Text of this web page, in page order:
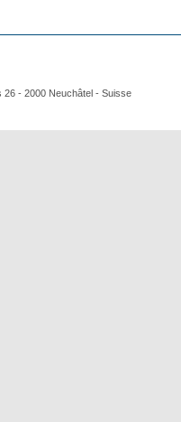
26 - 2000 Neuchâtel - Suisse